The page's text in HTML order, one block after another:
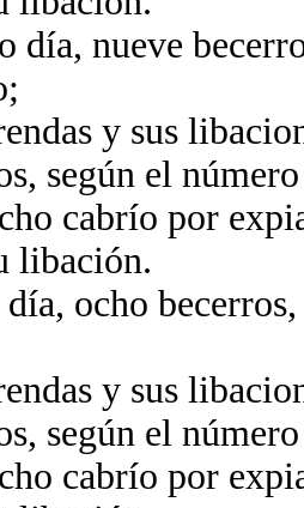
día, nueve
y sus
según el
cabrío por
libación.
ocho
y sus
según el
cabrío por